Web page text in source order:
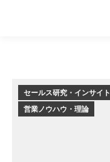
セールス研究・インサイト
営業ノウハウ・理論